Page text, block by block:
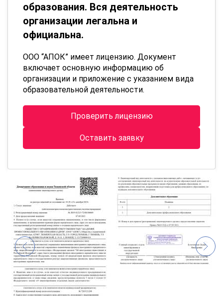
образования. Вся деятельность
организации легальна и
официальна.
ООО “АПОК” имеет лицензию. Документ
включает основную информацию об
организации и приложение с указанием вида
образовательной деятельности.
Проверить лицензию
Оставить заявку